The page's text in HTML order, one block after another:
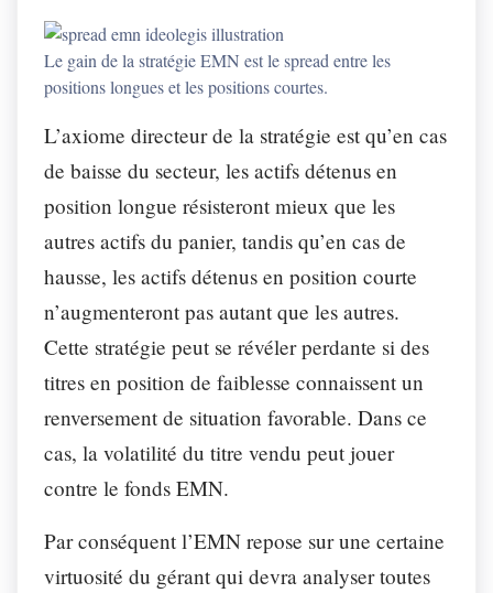
Le gain de la stratégie EMN est le spread entre les
positions longues et les positions courtes.
L’axiome directeur de la stratégie est qu’en cas
de baisse du secteur, les actifs détenus en
position longue résisteront mieux que les
autres actifs du panier, tandis qu’en cas de
hausse, les actifs détenus en position courte
n’augmenteront pas autant que les autres.
Cette stratégie peut se révéler perdante si des
titres en position de faiblesse connaissent un
renversement de situation favorable. Dans ce
cas, la volatilité du titre vendu peut jouer
contre le fonds EMN.
Par conséquent l’EMN repose sur une certaine
virtuosité du gérant qui devra analyser toutes